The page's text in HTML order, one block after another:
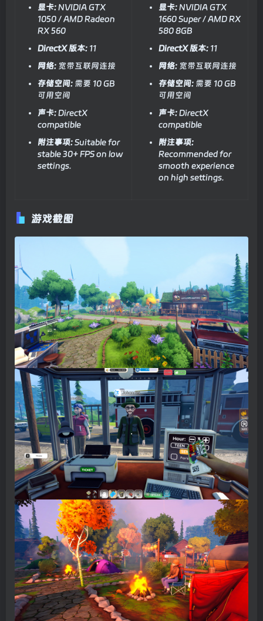
显卡:NVIDIA GTX
1050 / AMD Radeon
RX 560
DirectX 版本: 11
网络: 宽带互联网连接
存储空间: 需要 10 GB
可用空间
声卡:DirectX
compatible
附注事项: Suitable for
stable 30+ FPS on low
settings.
显卡:NVIDIA GTX
1660 Super / AMD RX
580 8GB
DirectX 版本: 11
网络: 宽带互联网连接
存储空间: 需要 10 GB
可用空间
声卡:DirectX
compatible
附注事项:
Recommended for
smooth experience
on high settings.
游戏截图